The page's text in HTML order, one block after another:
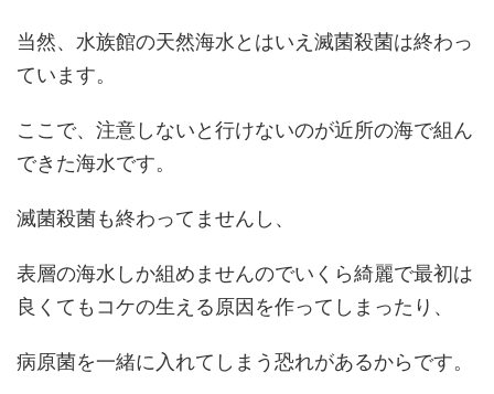
当然、水族館の天然海水とはいえ滅菌殺菌は終わっ
ています。
ここで、注意しないと行けないのが近所の海で組ん
できた海水です。
滅菌殺菌も終わってませんし、
表層の海水しか組めませんのでいくら綺麗で最初は
良くてもコケの生える原因を作ってしまったり、
病原菌を一緒に入れてしまう恐れがあるからです。